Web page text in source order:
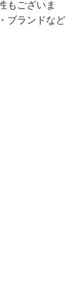
もございま
ブランドなど